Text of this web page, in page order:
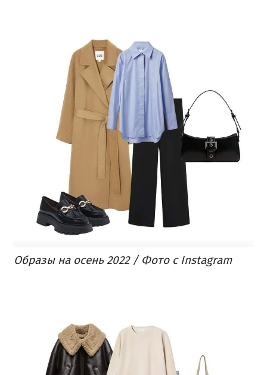
Образы на осень 2022 / Фото с Instagram